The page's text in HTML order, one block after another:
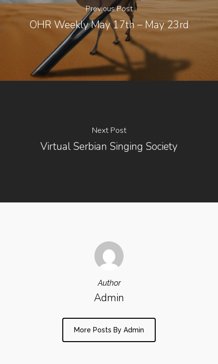
Previous Post
OHR Weekly May 17th – May 23rd
Next Post
Virtual Serbian Singing Society
Author
Admin
More Posts By Admin